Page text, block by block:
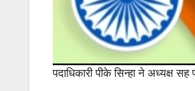
पदाधिकारी पीके सिन्हा ने अध्यक्ष